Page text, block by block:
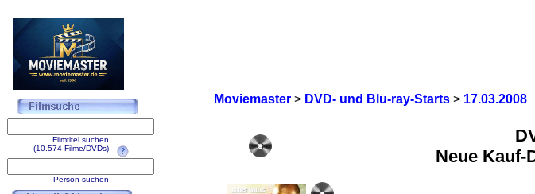
Moviemaster> DVD- und Blu-ray-Starts> 17.03.2008
Neue Kauf-
Filmtitel suchen
(10.574 Filme/DVDs)
Person suchen